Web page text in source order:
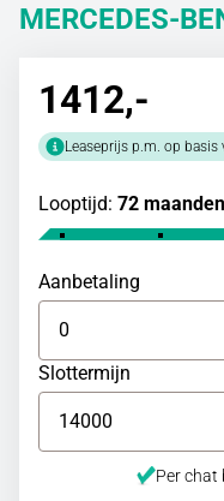
MERCEDES-
1412,-
Leaseprijs p.m. op basis
Looptijd: 72 maanden
Aanbetaling
Slottermijn
Per chat